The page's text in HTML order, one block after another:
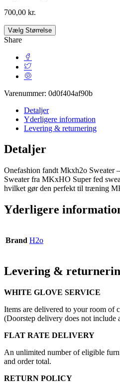
700,00 kr.
Vælg Størrelse
Share
Varenummer: 0d0f404af90b
Detaljer
Yderligere information
Levering & returnering
Detaljer
Onefashion fandt Mkxh2o Sweater
Sweater fra MKxHO Super fed
hvilket gør den perfekt til træning
Yderligere
Brand H2o
Levering &
WHITE GLOVE SERVICE
Items are delivered to your room of
(Doorstep delivery does not include
FLAT RATE DELIVERY
An unlimited number of eligible
and order total.
RETURN POLICY